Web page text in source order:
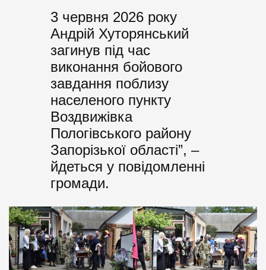
3 червня 2026 року
Андрій Хуторянський
загинув під час
виконання бойового
завдання поблизу
населеного пункту
Воздвижівка
Пологівського району
Запорізької області”, –
йдеться у повідомленні
громади.